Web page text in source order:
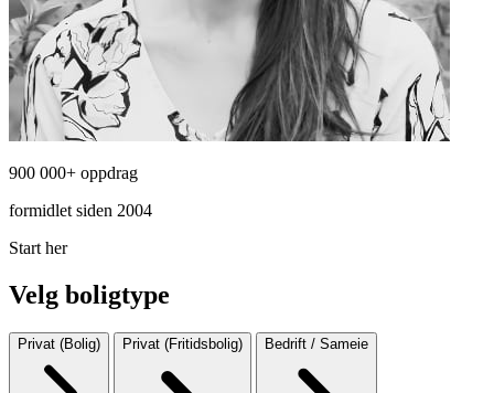
900 000+ oppdrag
formidlet siden 2004
Start her
Velg boligtype
Privat (Bolig) Privat (Fritidsbolig) Bedrift / Sameie